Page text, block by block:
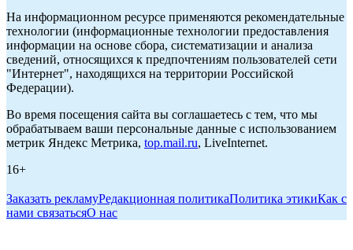
На информационном ресурсе применяются рекомендательные
технологии (информационные технологии предоставления
информации на основе сбора, систематизации и анализа
сведений, относящихся к предпочтениям пользователей сети
"Интернет", находящихся на территории Российской
Федерации).
Во время посещения сайта вы соглашаетесь с тем, что мы
обрабатываем ваши персональные данные с использованием
метрик Яндекс Метрика, top.mail.ru, LiveInternet.
16+
Заказать рекламуРедакционная политикаПолитика этикиКак с
нами связатьсяО нас